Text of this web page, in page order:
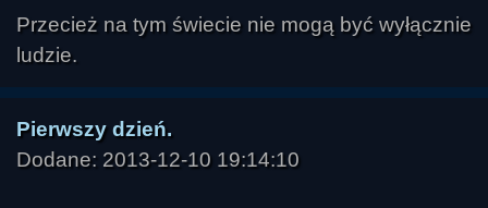
Przecież na tym świecie nie mogą być wyłącznie
ludzie.
Pierwszy dzień.
Dodane: 2013-12-10 19:14:10